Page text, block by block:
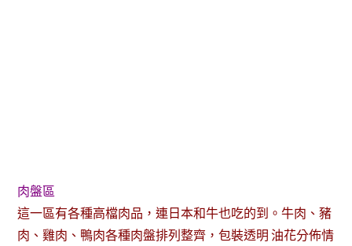
肉盤區
這一區有各種高檔肉品，連日本和牛也吃的到。牛肉、豬
肉、雞肉、鴨肉各種肉盤排列整齊，包裝透明 油花分佈情